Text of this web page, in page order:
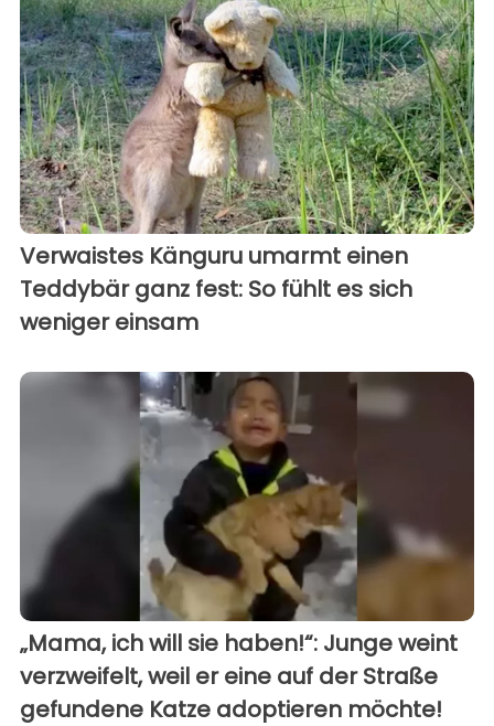
Verwaistes Känguru umarmt einen
Teddybär ganz fest: So fühlt es sich
weniger einsam
„Mama, ich will sie haben!“: Junge weint
verzweifelt, weil er eine auf der Straße
gefundene Katze adoptieren möchte!